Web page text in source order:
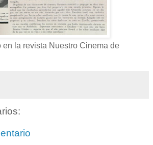
en la revista Nuestro Cinema de